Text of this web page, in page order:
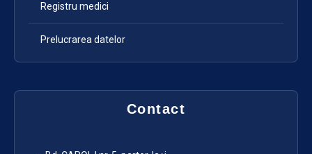
Registru medici
Prelucrarea datelor
Contact